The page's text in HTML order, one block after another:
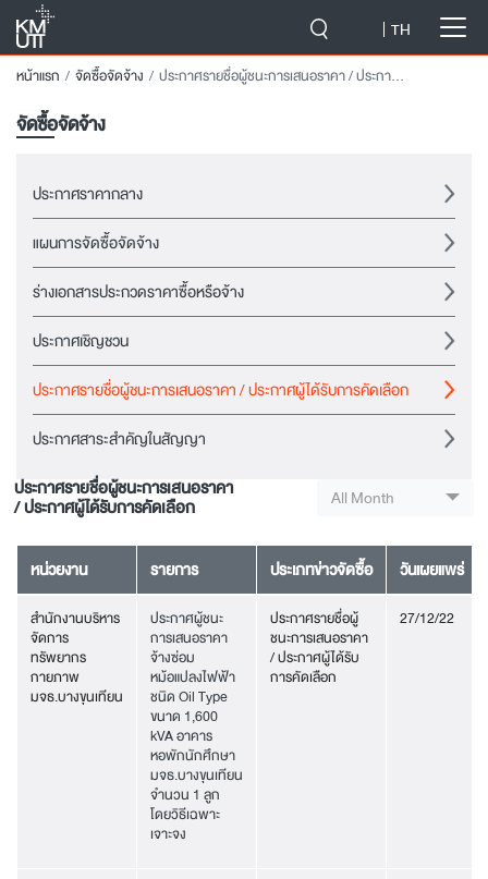
TH
หน้าแรก จัดซื้อจัดจ้าง ประกาศรายชื่อผู้ชนะการเสนอราคา / ประกาศผู้ได้รับการคัดเลือก
จัดซื้อจัดจ้าง
ประกาศราคากลาง
แผนการจัดซื้อจัดจ้าง
ร่างเอกสารประกวดราคาซื้อหรือจ้าง
ประกาศเชิญชวน
ประกาศรายชื่อผู้ชนะการเสนอราคา / ประกาศผู้ได้รับการคัดเลือก
ประกาศสาระสำคัญในสัญญา
ประกาศรายชื่อผู้ชนะการเสนอราคา
/ ประกาศผู้ได้รับการคัดเลือก All Month
หน่วยงาน รายการ ประเภทข่าวจัดซื้อ วันเผยแพร่
สำนักงานบริหาร
จัดการ
ทรัพยากร
กายภาพ
มจธ.บางขุนเทียน
ประกาศผู้ชนะ
การเสนอราคา
จ้างซ่อม
หม้อแปลงไฟฟ้า
ชนิด Oil Type
ขนาด 1,600
kVA อาคาร
หอพักนักศึกษา
มจธ.บางขุนเทียน
จำนวน 1 ลูก
โดยวิธีเฉพาะ
เจาะจง
ประกาศรายชื่อผู้
ชนะการเสนอราคา
/ ประกาศผู้ได้รับ
การคัดเลือก
27/12/22